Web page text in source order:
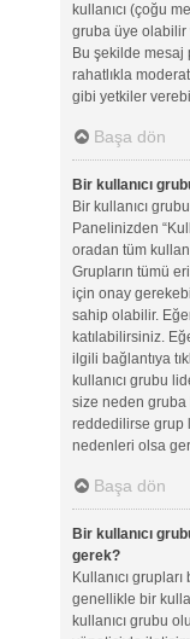
kullanıcı (çoğu
gruba üye olabilir
Bu şekilde mesaj
rahatlıkla
gibi yetkiler
Başa dön
Bir kullanıcı
Bir kullanıcı
Panelinizden
oradan tüm
Grupların tümü
için onay
sahip olabilir.
katılabilirsiniz.
ilgili bağlantıya
kullanıcı grubu
size neden gruba
reddedilirse grup
nedenleri olsa
Başa dön
Bir kullanıcı
gerek?
Kullanıcı
genellikle bir
kullanıcı grubu